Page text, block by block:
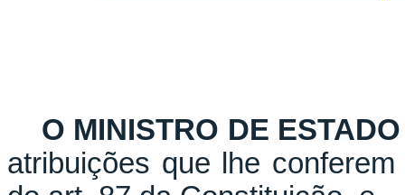
O MINISTRO DE
atribuições que lhe